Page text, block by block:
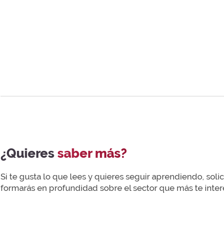
¿Quieressaber más?
Si te gusta lo que lees y quieres seguir aprendiendo,
formarás en profundidad sobre el sector que más te